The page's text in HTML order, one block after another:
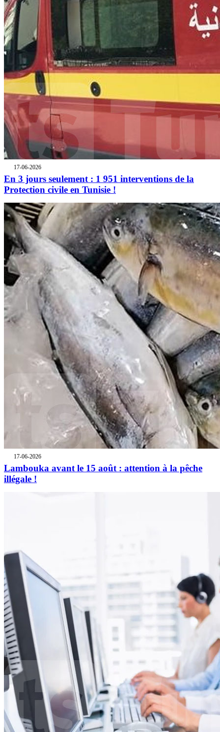
17-06-2026
En 3 jours seulement : 1 951 interventions de la
Protection civile en Tunisie !
17-06-2026
Lambouka avant le 15 août : attention à la pêche
illégale !